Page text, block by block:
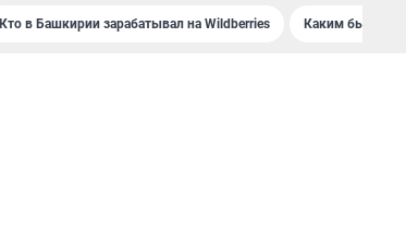
Кто в Башкирии зарабатывал на Wildberries Каким было